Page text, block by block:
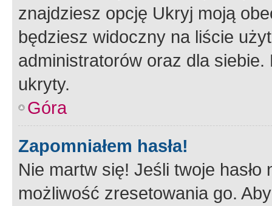
znajdziesz opcję Ukryj moją
będziesz widoczny na liście
administratorów oraz dla
ukryty.
Góra
Zapomniałem hasła!
Nie martw się! Jeśli twoje
możliwość zresetowania go.